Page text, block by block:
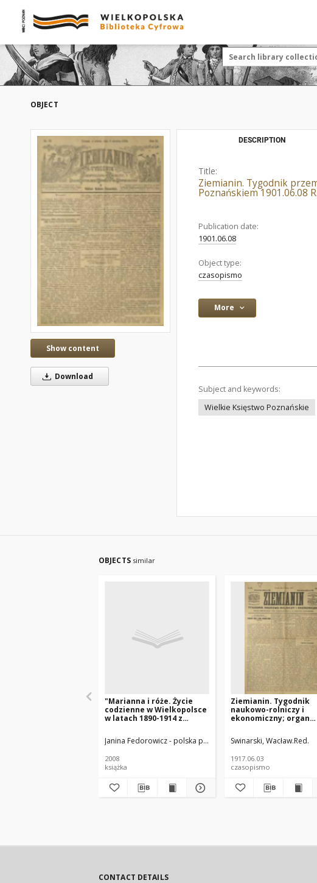
OBJECT
Show content
Download
DESCRIPTION
Title:
Ziemianin. Tygodnik
Poznańskiem 1901.06.08
Publication date:
1901.06.08
Object type:
czasopismo
More
Subject and keywords:
Wielkie Księstwo Poznańskie
OBJECTS similar
"Marianna i róże. Życie
codzienne w Wielkopolsce
w latach 1890-1914 z
Janina Fedorowicz - polska pisarka
Joanna Konopińska
2008
książka
Ziemianin. Tygodnik
naukowo-rolniczy i
ekonomiczny; organ
Gospodarczego w
Wielkiem Księstwie
R.68 Nr22
Swinarski, Wacław.Red.
1917.06.03
czasopismo
CONTACT DETAILS